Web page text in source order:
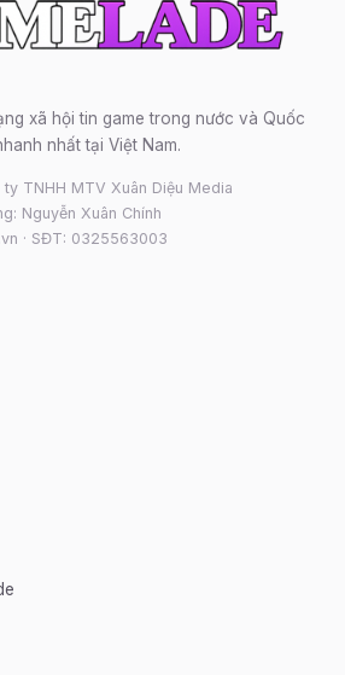
xã hội tin game trong nước và Quốc
nhất tại Việt Nam.
TNHH MTV Xuân Diệu Media
Nguyễn Xuân Chính
· SĐT: 0325563003